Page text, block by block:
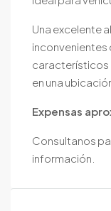
Una excelente
característicos
en una
Expensas
Consultanos
información.